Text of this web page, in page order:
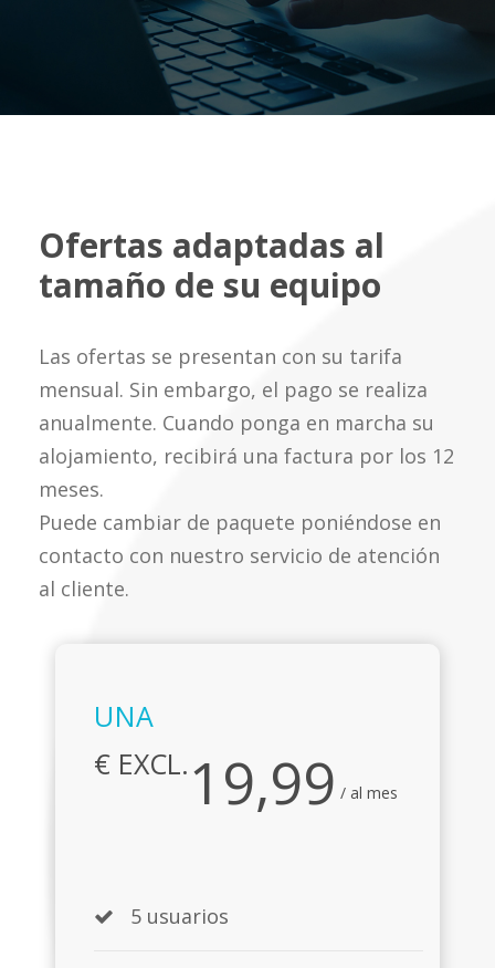
Ofertas adaptadas al
tamaño de su equipo
Las ofertas se presentan con su tarifa
mensual. Sin embargo, el pago se realiza
anualmente. Cuando ponga en marcha su
alojamiento, recibirá una factura por los 12
meses.
Puede cambiar de paquete poniéndose en
contacto con nuestro servicio de atención
al cliente.
UNA
€ EXCL.19,99 / al mes
5 usuarios